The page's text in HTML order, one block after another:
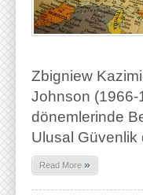
Zbigniew
Johnson (1966-
dönemlerinde
Ulusal Güvenlik
Read More »